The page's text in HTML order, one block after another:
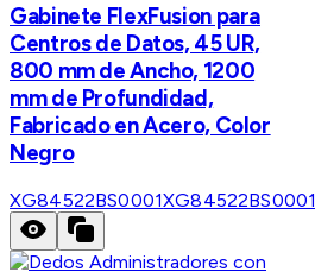
Gabinete FlexFusion para
Centros de Datos, 45 UR,
800 mm de Ancho, 1200
mm de Profundidad,
Fabricado en Acero, Color
Negro
XG84522BS0001XG84522BS0001